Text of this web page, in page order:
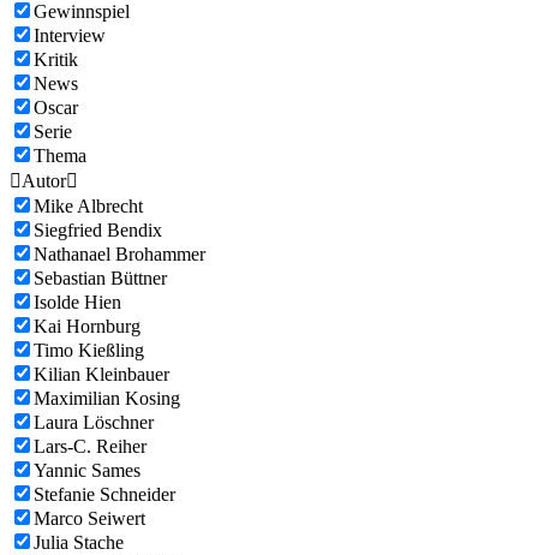
Gewinnspiel
Interview
Kritik
News
Oscar
Serie
Thema
Autor
Mike Albrecht
Siegfried Bendix
Nathanael Brohammer
Sebastian Büttner
Isolde Hien
Kai Hornburg
Timo Kießling
Kilian Kleinbauer
Maximilian Kosing
Laura Löschner
Lars-C. Reiher
Yannic Sames
Stefanie Schneider
Marco Seiwert
Julia Stache